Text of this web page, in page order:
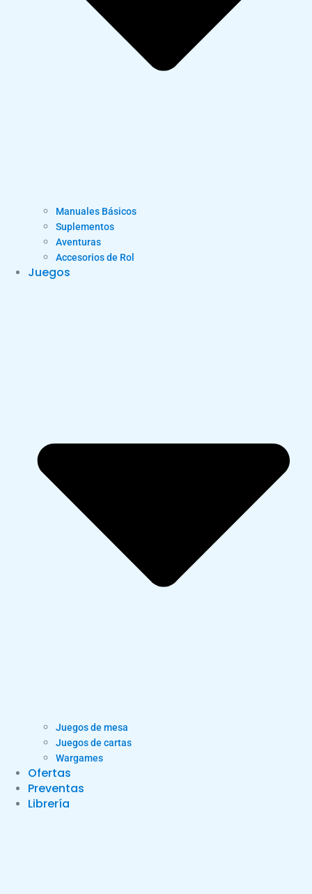
Manuales Básicos
Suplementos
Aventuras
Accesorios de Rol
Juegos
Juegos de mesa
Juegos de cartas
Wargames
Ofertas
Preventas
Librería